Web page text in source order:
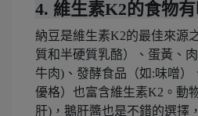
4. 維生素K2的食物有
納豆是維生素K2的最佳來源
質和半硬質乳酪）、蛋黃、
牛肉)、發酵食品（如:味噌）
優格）也富含維生素K2。動
肝)，鵝肝醬也是不錯的選擇